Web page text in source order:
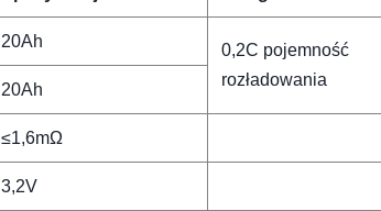
20Ah
0,2C pojemność
rozładowania
20Ah
≤1,6mΩ
3,2V